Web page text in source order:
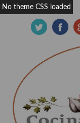
No theme CSS loaded